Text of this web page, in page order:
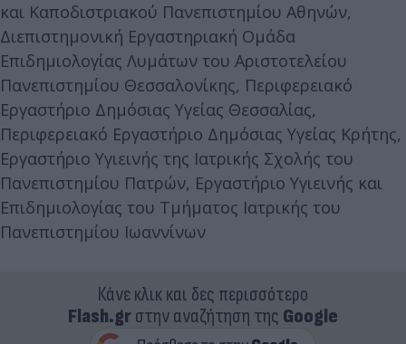
και Καποδιστριακού Πανεπιστημίου Αθηνών,
Διεπιστημονική Εργαστηριακή Ομάδα
Επιδημιολογίας Λυμάτων του Αριστοτελείου
Πανεπιστημίου Θεσσαλονίκης, Περιφερειακό
Εργαστήριο Δημόσιας Υγείας Θεσσαλίας,
Περιφερειακό Εργαστήριο Δημόσιας Υγείας Κρήτης,
Εργαστήριο Υγιεινής της Ιατρικής Σχολής του
Πανεπιστημίου Πατρών, Εργαστήριο Υγιεινής και
Επιδημιολογίας του Τμήματος Ιατρικής του
Πανεπιστημίου Ιωαννίνων
Κάνε κλικ και δες περισσότερο
Flash.grστην αναζήτηση της Google